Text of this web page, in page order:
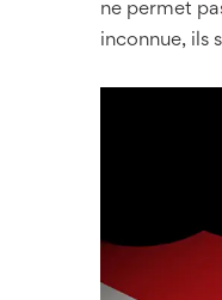
ne permet
inconnue, ils